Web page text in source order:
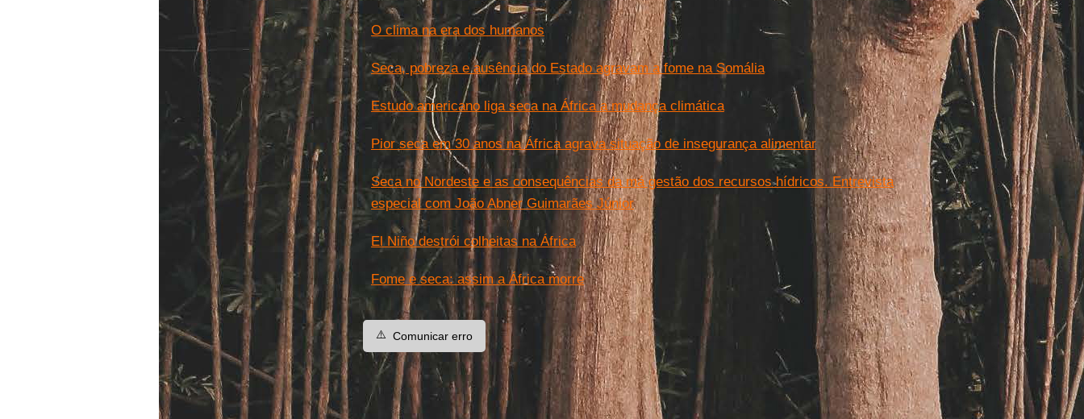
O clima na era dos humanos
Seca, pobreza e ausência do Estado agravam a fome na Somália
Estudo americano liga seca na África a mudança climática
Pior seca em 30 anos na África agrava situação de insegurança alimentar
Seca no Nordeste e as consequências da má gestão dos recursos hídricos. Entrevista
especial com João Abner Guimarães Júnior
El Niño destrói colheitas na África
Fome e seca: assim a África morre
⚠️ Comunicar erro